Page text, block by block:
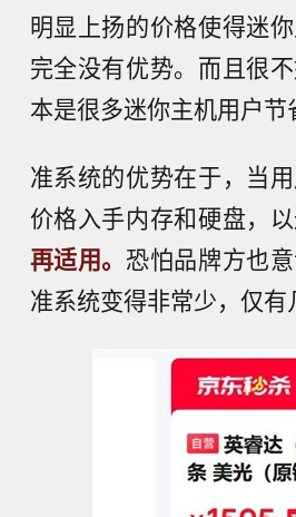
明显上扬的价格使得迷
完全没有优势。而且很
本是很多迷你主机用户节
准系统的优势在于，当
价格入手内存和硬盘，
再适用。 恐怕品牌方也
准系统变得非常少，仅有